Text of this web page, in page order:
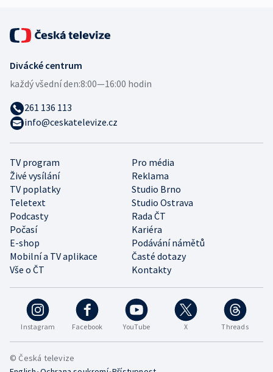
Instagram Facebook YouTube X Threads
TV program
Pro média
Živé vysílání
Reklama
TV poplatky
Studio Brno
Teletext
Studio Ostrava
Podcasty
Rada ČT
Počasí
Kariéra
E-shop
Podávání námětů
Mobilní a TV aplikace
Časté dotazy
Vše o ČT
Kontakty
Divácké centrum
každý všední den:8:00—16:00 hodin
261 136 113
info@ceskatelevize.cz
© Česká televize